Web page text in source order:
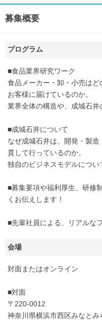
募集概要
プログラム
■食品業界研究ワーク
食品メーカー・卸・小売は
お客様に届けているのか。
業界全体の構造や、成城石井
■成城石井について
なぜ成城石井は、開発・製
貫して行っているのか。
独自のビジネスモデルについ
■募集要項や福利厚生、研修
くお伝えします！
■先輩社員による、リアルな
会場
対面またはオンライン
■対面
〒220-0012
神奈川県横浜市西区みなと